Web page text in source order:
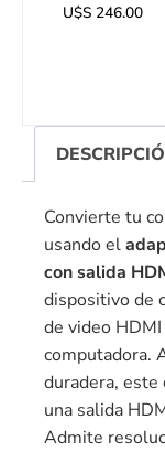
U$S 246.00
Convierte tu
usando el
con salida
dispositivo de
de video
computadora.
duradera,
una salida
Admite